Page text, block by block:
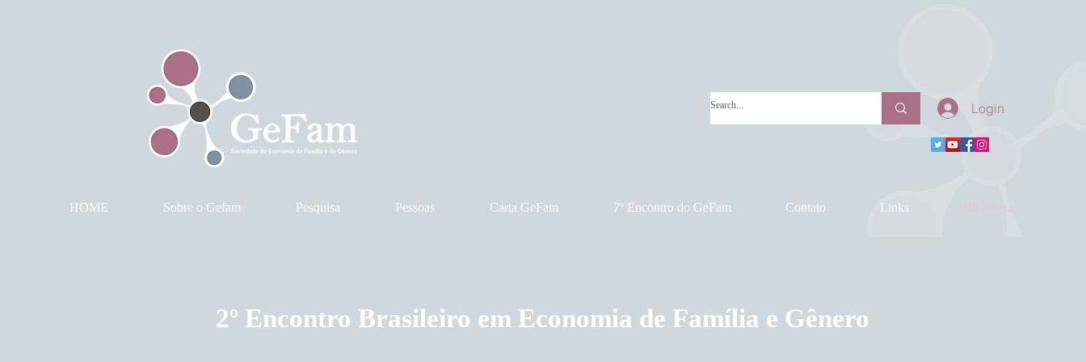
HOME Sobre o Gefam Pesquisa Pessoas Carta GeFam 7º Encontro do GeFam Contato Links
Login
2º Encontro Brasileiro em Economia de Família e Gênero